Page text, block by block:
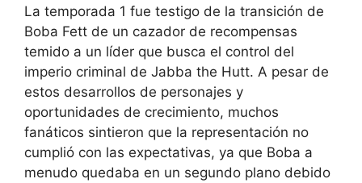
La temporada 1 fue testigo de la transición de
Boba Fett de un cazador de recompensas
temido a un líder que busca el control del
imperio criminal de Jabba the Hutt. A pesar de
estos desarrollos de personajes y
oportunidades de crecimiento, muchos
fanáticos sintieron que la representación no
cumplió con las expectativas, ya que Boba a
menudo quedaba en un segundo plano debido